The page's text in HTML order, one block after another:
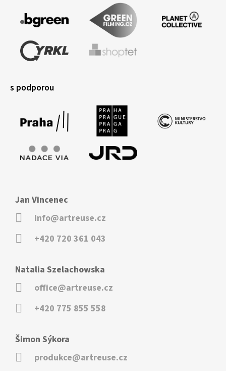
s podporou
Jan Vincenec
info@artreuse.cz
+420 720 361 043
Natalia Szelachowska
office@artreuse.cz
+420 775 855 558
Šimon Sýkora
produkce@artreuse.cz